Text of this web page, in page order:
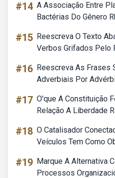
#14 A Associação Entre
Bactérias Do Gênero
#15 Reescreva O Texto
Verbos Grifados Pelo
#16 Reescreva As Frases
Adverbiais Por
#17 O'que A Constituição
Relação A Liberdade
#18 O Catalisador
Veículos Tem Como
#19 Marque A Alternativa
Processos